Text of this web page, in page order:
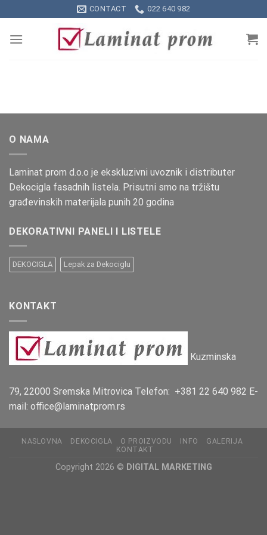
to
content
CONTACT 022 640 982
O NAMA
Laminat prom d.o.o je ekskluzivni uvoznik i distributer
Dekocigla fasadnih listela. Prisutni smo na tržištu
građevinskih materijala punih 20 godina
DEKORATIVNI PANELI I LISTELE
DEKOCIGLA Lepak za Dekociglu
KONTAKT
Kuzminska
79, 22000 Sremska Mitrovica Telefon: +381 22 640 982 E-
mail: office@laminatprom.rs
NASLOVNA DEKOCIGLA O PROIZVODU INFO
GALERIJA
KONTAKT
Copyright 2026 © DIGITAL MARKETING